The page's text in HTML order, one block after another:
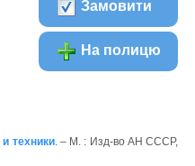
Замовити
На полицю
техники. – М. : Изд-во АН СССР,